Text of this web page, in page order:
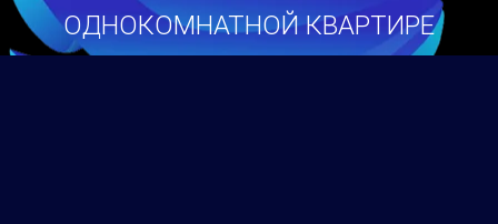
ОДНОКОМНАТНОЙ КВАРТИРЕ
Вы здесь: